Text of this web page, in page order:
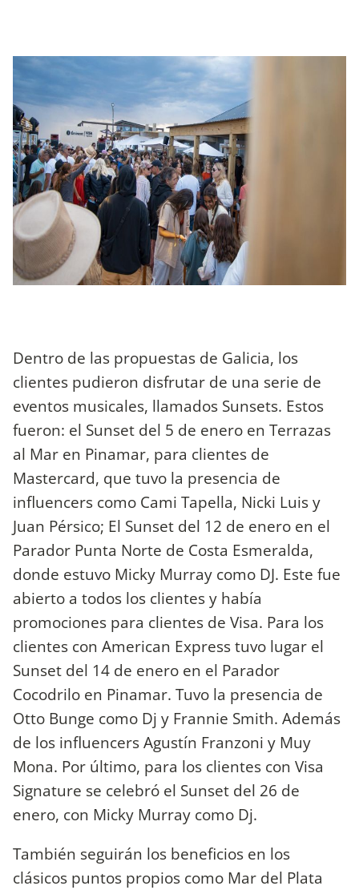
Dentro de las propuestas de Galicia, los
clientes pudieron disfrutar de una serie de
eventos musicales, llamados Sunsets. Estos
fueron: el Sunset del 5 de enero en Terrazas
al Mar en Pinamar, para clientes de
Mastercard, que tuvo la presencia de
influencers como Cami Tapella, Nicki Luis y
Juan Pérsico; El Sunset del 12 de enero en el
Parador Punta Norte de Costa Esmeralda,
donde estuvo Micky Murray como DJ. Este fue
abierto a todos los clientes y había
promociones para clientes de Visa. Para los
clientes con American Express tuvo lugar el
Sunset del 14 de enero en el Parador
Cocodrilo en Pinamar. Tuvo la presencia de
Otto Bunge como Dj y Frannie Smith. Además
de los influencers Agustín Franzoni y Muy
Mona. Por último, para los clientes con Visa
Signature se celebró el Sunset del 26 de
enero, con Micky Murray como Dj.
También seguirán los beneficios en los
clásicos puntos propios como Mar del Plata